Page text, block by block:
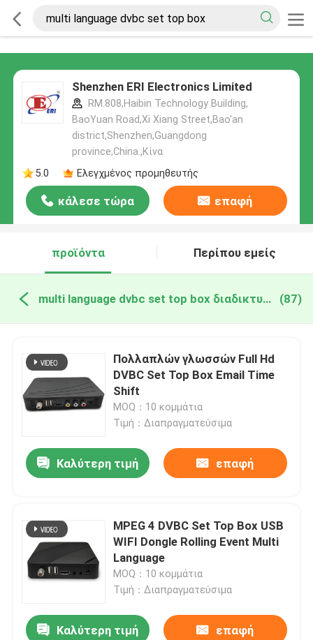
Shenzhen ERI Electronics Limited
RM.808,Haibin Technology Building,
BaoYuan Road,Xi Xiang Street,Bao'an
district,Shenzhen,Guangdong
province,China.,Κίνα
5.0
Ελεγχμένος προμηθευτής
κάλεσε τώρα επαφή
προϊόντα Περίπου εμείς
multi language dvbc set top box διαδικτυακή κατασκευή (87)
Πολλαπλών γλωσσών Full Hd
DVBC Set Top Box Email Time
Shift
MOQ：10 κομμάτια
Τιμή：Διαπραγματεύσιμα
Καλύτερη τιμή επαφή
MPEG 4 DVBC Set Top Box USB
WIFI Dongle Rolling Event Multi
Language
MOQ：10 κομμάτια
Τιμή：Διαπραγματεύσιμα
Καλύτερη τιμή επαφή